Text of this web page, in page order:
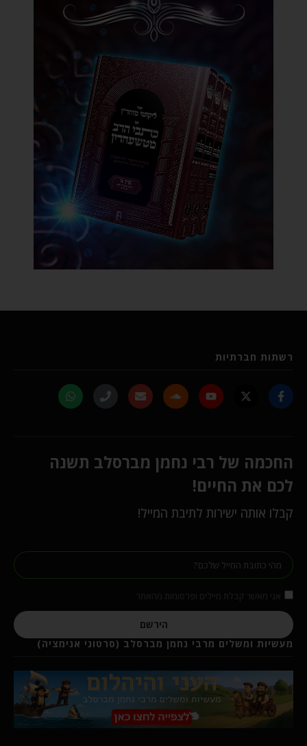
רשתות חברתיות
החכמה של רבי נחמן מברסלב תשנה
לכם את החיים!
קבלו אותה ישירות לתיבת המייל!
הירשם
מעשיות ומשלים מרבי נחמן מברסלב (סרטוני אנימציה)